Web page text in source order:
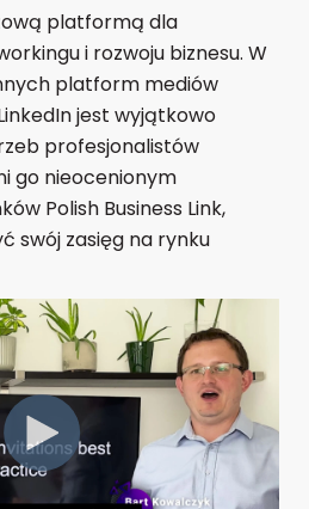
platformą dla
i rozwoju biznesu. W
platform mediów
jest wyjątkowo
profesjonalistów
go nieocenionym
Polish Business Link,
swój zasięg na rynku